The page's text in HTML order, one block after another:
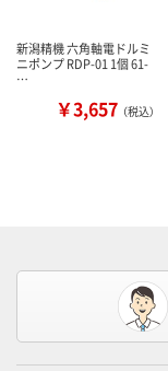
新潟精機 六角軸電ドルミ
ニポンプ RDP-01 1個 61-
…
￥3,657 （税込）